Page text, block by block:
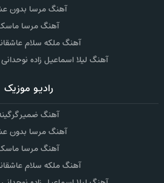
آهنگ مرسا بدون
آهنگ مرسا
آهنگ ملکه سلام
آهنگ لیلا اسماعیل زاده
رادیو موزیک
آهنگ ضمیر
آهنگ مرسا بدون
آهنگ مرسا
آهنگ ملکه سلام